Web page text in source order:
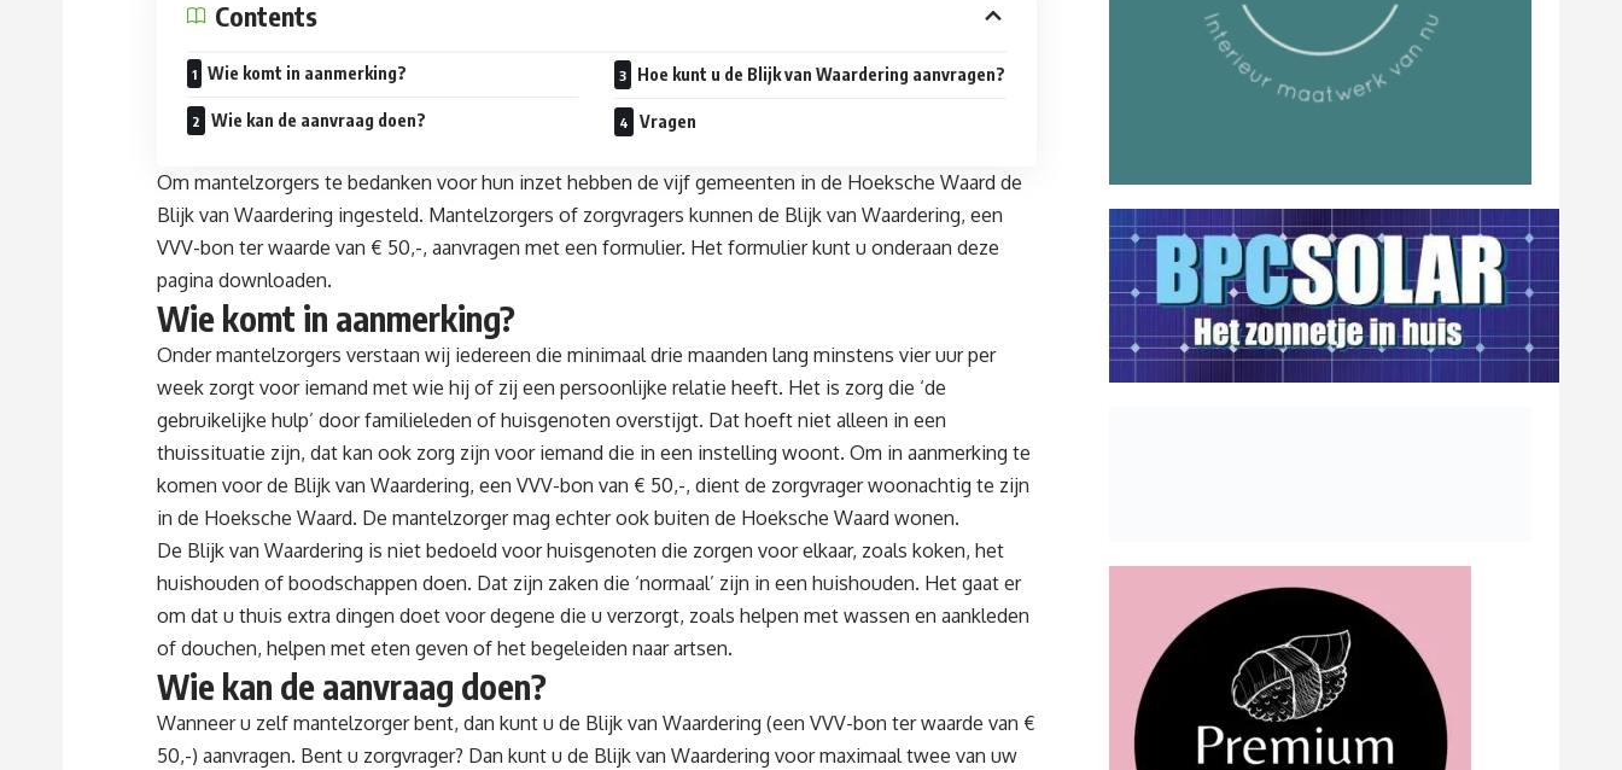
Contents
Wie komt in aanmerking?
Wie kan de aanvraag doen?
Hoe kunt u de Blijk van Waardering aanvragen?
Vragen
Om mantelzorgers te bedanken voor hun inzet hebben de vijf gemeenten in de Hoeksche Waard de
Blijk van Waardering ingesteld. Mantelzorgers of zorgvragers kunnen de Blijk van Waardering, een
VVV-bon ter waarde van € 50,-, aanvragen met een formulier. Het formulier kunt u onderaan deze
pagina downloaden.
Wie komt in aanmerking?
Onder mantelzorgers verstaan wij iedereen die minimaal drie maanden lang minstens vier uur per
week zorgt voor iemand met wie hij of zij een persoonlijke relatie heeft. Het is zorg die ‘de
gebruikelijke hulp’ door familieleden of huisgenoten overstijgt. Dat hoeft niet alleen in een
thuissituatie zijn, dat kan ook zorg zijn voor iemand die in een instelling woont. Om in aanmerking te
komen voor de Blijk van Waardering, een VVV-bon van € 50,-, dient de zorgvrager woonachtig te zijn
in de Hoeksche Waard. De mantelzorger mag echter ook buiten de Hoeksche Waard wonen.
De Blijk van Waardering is niet bedoeld voor huisgenoten die zorgen voor elkaar, zoals koken, het
huishouden of boodschappen doen. Dat zijn zaken die ‘normaal’ zijn in een huishouden. Het gaat er
om dat u thuis extra dingen doet voor degene die u verzorgt, zoals helpen met wassen en aankleden
of douchen, helpen met eten geven of het begeleiden naar artsen.
Wie kan de aanvraag doen?
Wanneer u zelf mantelzorger bent, dan kunt u de Blijk van Waardering (een VVV-bon ter waarde van €
50,-) aanvragen. Bent u zorgvrager? Dan kunt u de Blijk van Waardering voor maximaal twee van uw